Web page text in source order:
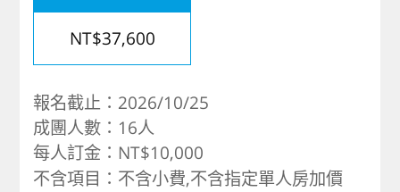
NT$37,600
報名截止：2026/10/25
成團人數：16人
每人訂金：NT$10,000
不含項目：不含小費,不含指定單人房加價